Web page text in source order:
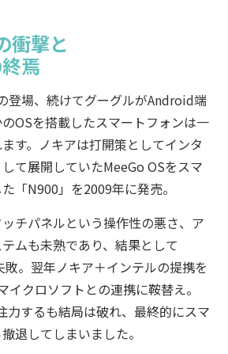
衝撃と
焉
登場、続けてグーグルがAndroid端
OSを搭載したスマートフォンは一
す。ノキアは打開策としてインタ
て展開していたMeeGo OSをスマ
「N900」を2009年に発売。
チパネルという操作性の悪さ、ア
ムも未熟であり、結果として
。翌年ノキア＋インテルの提携を
イクロソフトとの連携に鞍替え。
するも結局は破れ、最終的にスマ
退してしまいました。